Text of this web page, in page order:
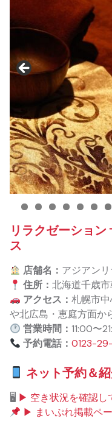
リラクゼーション
ス
店舗名： アジアン
住所：北海道千歳
アクセス：札幌市
や北広島・恵庭方面か
営業時間：11:00〜
予約電話：0123-
ネット予約＆
🖥 ▶ 空き状況を確認し
▶ まいぷれ掲載ペ